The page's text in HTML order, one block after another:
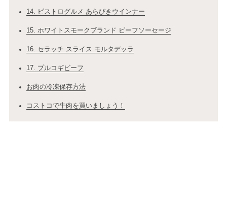
14. ビストログルメ あらびきウインナー
15. ホワイトスモークブランド ビーフソーセージ
16. セラッチ スライス モルタデッラ
17. プルコギビーフ
お肉の冷凍保存方法
コストコで牛肉を買いましょう！